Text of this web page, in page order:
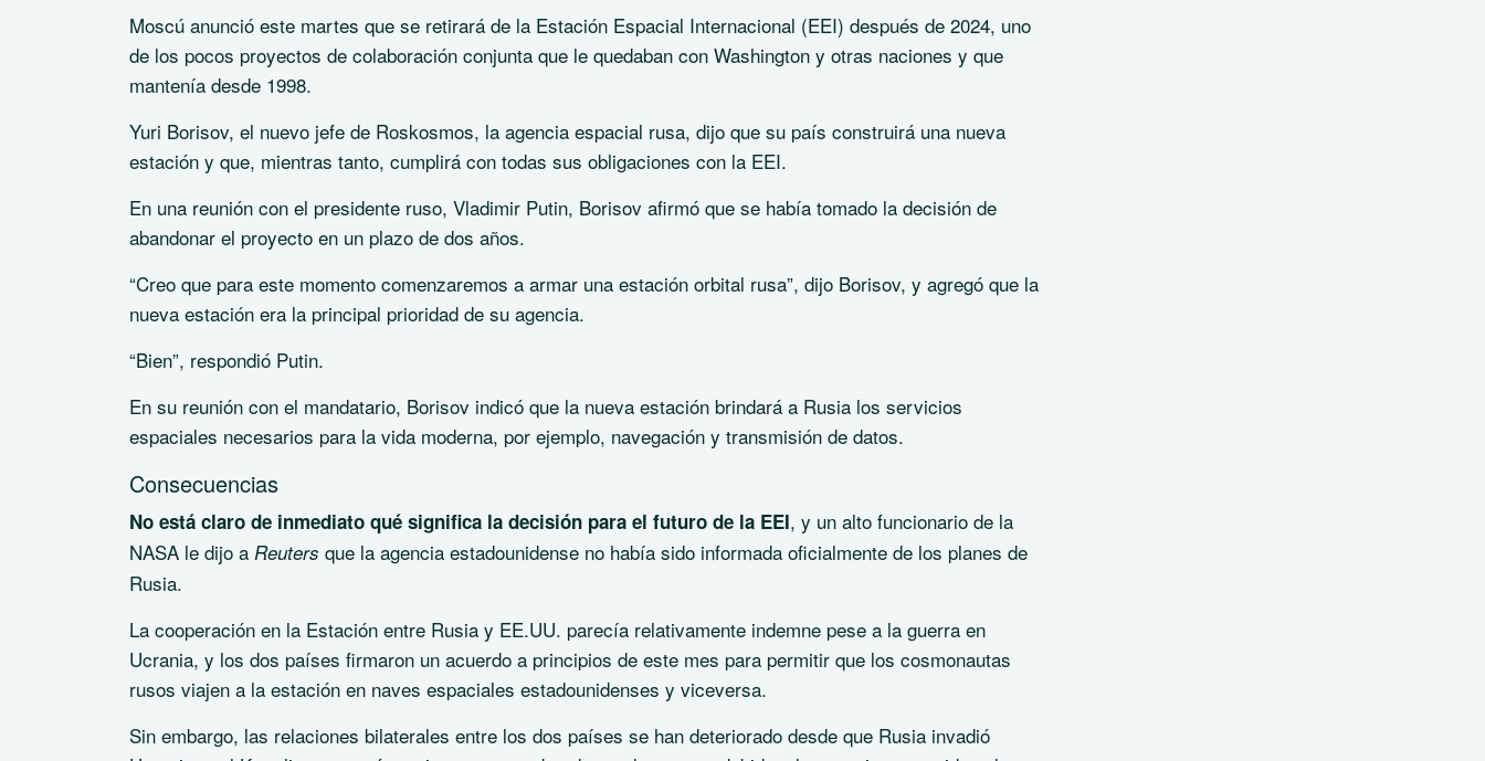
Moscú anunció este martes que se retirará de la Estación Espacial Internacional (EEI) después de 2024, uno
de los pocos proyectos de colaboración conjunta que le quedaban con Washington y otras naciones y que
mantenía desde 1998.
Yuri Borisov, el nuevo jefe de Roskosmos, la agencia espacial rusa, dijo que su país construirá una nueva
estación y que, mientras tanto, cumplirá con todas sus obligaciones con la EEI.
En una reunión con el presidente ruso, Vladimir Putin, Borisov afirmó que se había tomado la decisión de
abandonar el proyecto en un plazo de dos años.
“Creo que para este momento comenzaremos a armar una estación orbital rusa”, dijo Borisov, y agregó que la
nueva estación era la principal prioridad de su agencia.
“Bien”, respondió Putin.
En su reunión con el mandatario, Borisov indicó que la nueva estación brindará a Rusia los servicios
espaciales necesarios para la vida moderna, por ejemplo, navegación y transmisión de datos.
Consecuencias
No está claro de inmediato qué significa la decisión para el futuro de la EEI, y un alto funcionario de la
NASA le dijo a Reuters que la agencia estadounidense no había sido informada oficialmente de los planes de
Rusia.
La cooperación en la Estación entre Rusia y EE.UU. parecía relativamente indemne pese a la guerra en
Ucrania, y los dos países firmaron un acuerdo a principios de este mes para permitir que los cosmonautas
rusos viajen a la estación en naves espaciales estadounidenses y viceversa.
Sin embargo, las relaciones bilaterales entre los dos países se han deteriorado desde que Rusia invadió